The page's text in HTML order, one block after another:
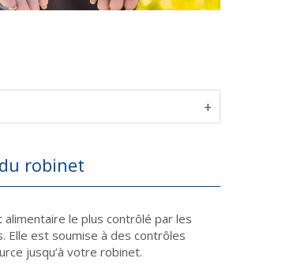
du robinet
alimentaire le plus contrôlé par les
Elle est soumise à des contrôles
jusqu’à votre robinet.